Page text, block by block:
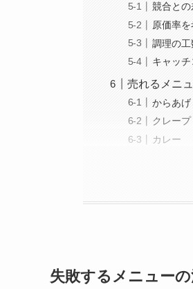
競合と
原価率
調理の
キャッ
売れるメニ
からあげ
クレープ
カレー
失敗するメニュー